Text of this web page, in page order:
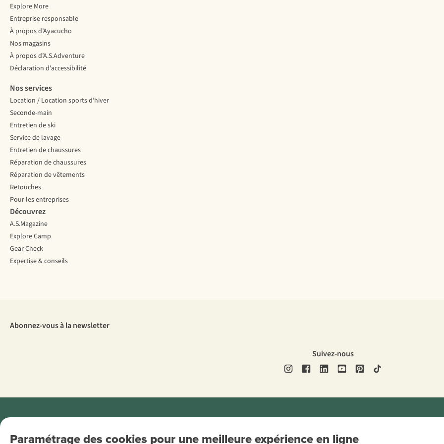
Paramétrage des cookies pour une meilleure expérience en ligne
Explore More
Entreprise responsable
À propos d’Ayacucho
Nos magasins
À propos d’A.S.Adventure
Déclaration d'accessibilité
Nos services
Location / Location sports d’hiver
Seconde-main
Entretien de ski
Service de lavage
Entretien de chaussures
Réparation de chaussures
Réparation de vêtements
Retouches
Pour les entreprises
Découvrez
A.S.Magazine
Explore Camp
Gear Check
Expertise & conseils
Abonnez-vous à la newsletter
Suivez-nous